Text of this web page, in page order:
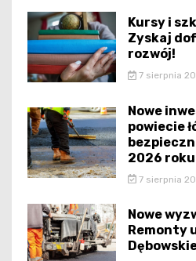
Kursy i
Zyskaj
rozwój!
7 sierpnia
Nowe
powiecie
2026 roku
7 sierpnia
Nowe
Remonty